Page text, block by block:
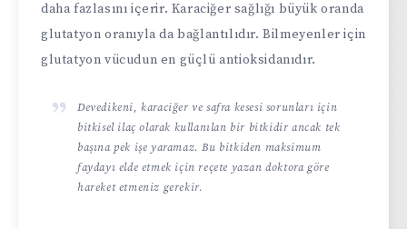
daha fazlasını içerir. Karaciğer sağlığı büyük oranda
glutatyon oranıyla da bağlantılıdır. Bilmeyenler için
glutatyon vücudun en güçlü antioksidanıdır.
Devedikeni, karaciğer ve safra kesesi sorunları için
bitkisel ilaç olarak kullanılan bir bitkidir ancak tek
başına pek işe yaramaz. Bu bitkiden maksimum
faydayı elde etmek için reçete yazan doktora göre
hareket etmeniz gerekir.